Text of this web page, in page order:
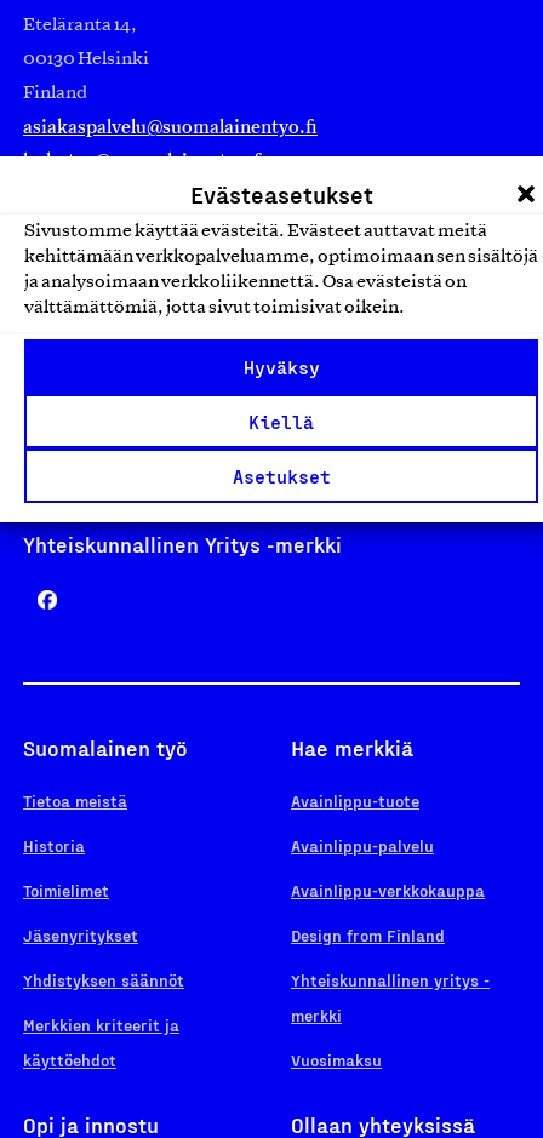
Evästeasetukset
Sivustomme käyttää evästeitä. Evästeet auttavat meitä
kehittämään verkkopalveluamme, optimoimaan sen sisältöjä
ja analysoimaan verkkoliikennettä. Osa evästeistä on
välttämättömiä, jotta sivut toimisivat oikein.
Hyväksy
Kiellä
Asetukset
Eteläranta 14,
00130 Helsinki
Finland
asiakaspalvelu@suomalainentyo.fi
laskutus@suomalainentyo.fi
Avainlippu
Yhteiskunnallinen Yritys -merkki
Suomalainen työ
Tietoa meistä
Historia
Toimielimet
Jäsenyritykset
Yhdistyksen säännöt
Merkkien kriteerit ja
käyttöehdot
Hae merkkiä
Avainlippu-tuote
Avainlippu-palvelu
Avainlippu-verkkokauppa
Design from Finland
Yhteiskunnallinen yritys -
merkki
Vuosimaksu
Opi ja innostu Ollaan yhteyksissä